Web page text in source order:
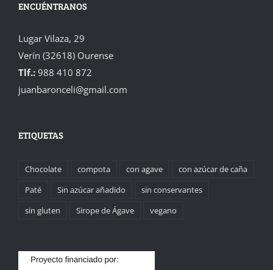
ENCUÉNTRANOS
Lugar Vilaza, 29
Verín (32618) Ourense
Tlf.: 988 410 872
juanbaronceli@gmail.com
ETIQUETAS
Chocolate compota con agave
con azúcar de caña
Paté
Sin azúcar añadido
sin conservantes
sin gluten
Sirope de Ágave vegano